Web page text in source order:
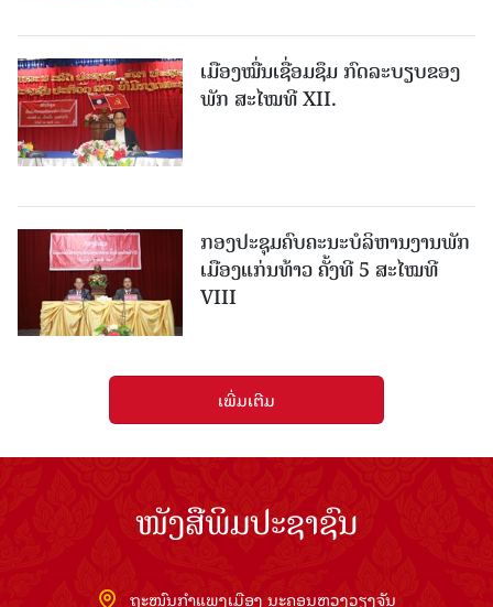
ເມືອງ​ໝື່ນເຊື່ອມຊຶມ ກົດລະບຽບຂອງ
ພັກ ສະໄໝທີ XII.
ກອງປະຊຸມຄົບຄະນະບໍລິຫານງານພັກ
ເມືອງແກ່ນ​ທ້າວ ຄັ້ງທີ 5 ສະໄໝທີ
VIII
ເພີ່ມເຕີມ
ໜັງສືພິມປະຊາຊົນ
ຖະໜົນກຳແພງເມືອງ ນະຄອນຫຼວງວຽງຈັນ